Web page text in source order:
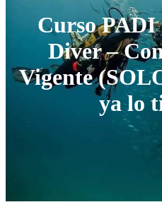
Curso PADI
Diver –
Vigente
ya lo